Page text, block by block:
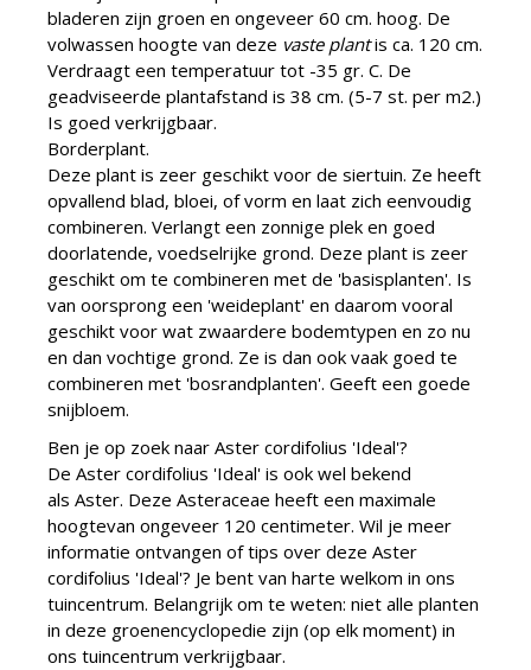
bladeren zijn groen en ongeveer 60 cm. hoog. De
volwassen hoogte van deze vaste plantis ca. 120 cm.
Verdraagt een temperatuur tot -35 gr. C. De
geadviseerde plantafstand is 38 cm. (5-7 st. per m2.)
Is goed verkrijgbaar.
Borderplant.
Deze plant is zeer geschikt voor de siertuin. Ze heeft
opvallend blad, bloei, of vorm en laat zich eenvoudig
combineren. Verlangt een zonnige plek en goed
doorlatende, voedselrijke grond. Deze plant is zeer
geschikt om te combineren met de 'basisplanten'. Is
van oorsprong een 'weideplant' en daarom vooral
geschikt voor wat zwaardere bodemtypen en zo nu
en dan vochtige grond. Ze is dan ook vaak goed te
combineren met 'bosrandplanten'. Geeft een goede
snijbloem.
Ben je op zoek naar Aster cordifolius 'Ideal'?
De Aster cordifolius 'Ideal' is ook wel bekend
als Aster. Deze Asteraceae heeft een maximale
hoogtevan ongeveer 120 centimeter. Wil je meer
informatie ontvangen of tips over deze Aster
cordifolius 'Ideal'? Je bent van harte welkom in ons
tuincentrum. Belangrijk om te weten: niet alle planten
in deze groenencyclopedie zijn (op elk moment) in
ons tuincentrum verkrijgbaar.